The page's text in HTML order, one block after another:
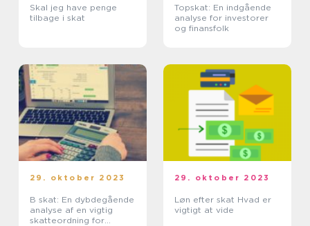
Skal jeg have penge
tilbage i skat
Topskat: En indgående
analyse for investorer
og finansfolk
29. oktober 2023
B skat: En dybdegående
analyse af en vigtig
skatteordning for
29. oktober 2023
Løn efter skat Hvad er
vigtigt at vide